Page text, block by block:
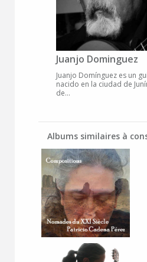
Juanjo Dominguez
Juanjo Domínguez es un
nacido en la ciudad de
de...
Albums similaires à